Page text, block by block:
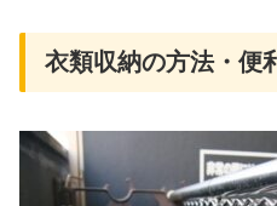
衣類収納の方法・便